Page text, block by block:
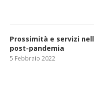
Prossimità e servizi
post-pandemia
5 Febbraio 2022